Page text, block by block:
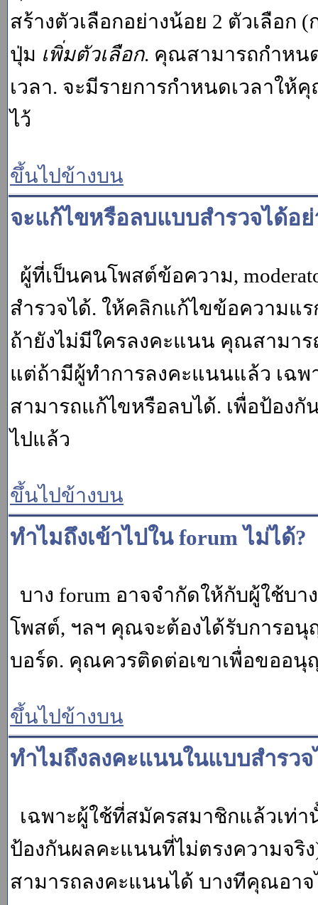
สร้างตัวเลือกอย่างน้อย 2 ตัวเลือก
ปุ่ม เพิ่มตัวเลือก. คุณสามารถกำหน
เวลา. จะมีรายการกำหนดเวลาให้
ไว้
ขึ้นไปข้างบน
จะแก้ไขหรือลบแบบสำรวจได้อย่
ผู้ที่เป็นคนโพสต์ข้อความ,
สำรวจได้. ให้คลิกแก้ไขข้อความแ
ถ้ายังไม่มีใครลงคะแนน คุณสามา
แต่ถ้ามีผู้ทำการลงคะแนนแล้ว เฉพา
สามารถแก้ไขหรือลบได้. เพื่อป้อง
ไปแล้ว
ขึ้นไปข้างบน
ทำไมถึงเข้าไปใน forum ไม่ได้?
บาง forum อาจจำกัดให้กับผู้ใช้บ
โพสต์, ฯลฯ คุณจะต้องได้รับการอนุ
บอร์ด. คุณควรติดต่อเขาเพื่อขออนุ
ขึ้นไปข้างบน
ทำไมถึงลงคะแนนในแบบสำรวจ
เฉพาะผู้ใช้ที่สมัครสมาชิกแล้วเท่
ป้องกันผลคะแนนที่ไม่ตรงความจ
สามารถลงคะแนนได้ บางทีคุณอา